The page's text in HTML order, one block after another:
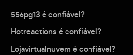
556pg13 é confiável?
Hotreactions é confiável?
Lojavirtualnuvem é confiável?